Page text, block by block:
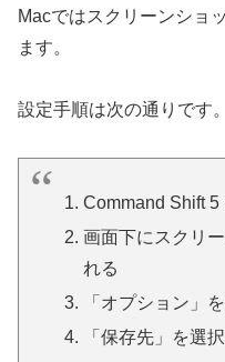
Macではスクリーンショ
ます。
設定手順は次の通りです。
Command Shift 5
画面下にスクリ
れる
「オプション」
「保存先」を選択